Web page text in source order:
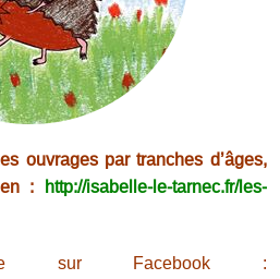
ouvrages par tranches d’âges,
:
http://isabelle-le-tarnec.fr/les-
sur Facebook :